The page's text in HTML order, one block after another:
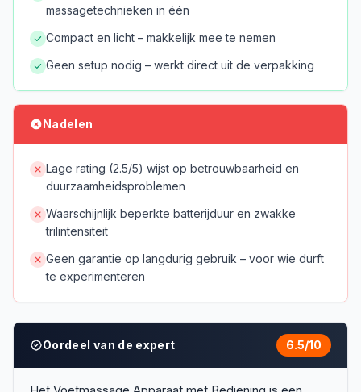
massagetechnieken in één
Compact en licht – makkelijk mee te nemen
Geen setup nodig – werkt direct uit de verpakking
Nadelen
Lage rating (2.5/5) wijst op betrouwbaarheid en
duurzaamheidsproblemen
Waarschijnlijk beperkte batterijduur en zwakke
trilintensiteit
Geen garantie op langdurig gebruik – voor wie durft
te experimenteren
Oordeel van de expert 6.5/10